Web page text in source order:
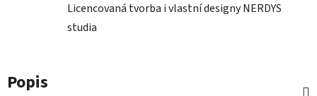
Licencovaná tvorba i vlastní designy NERDYS
studia
Popis